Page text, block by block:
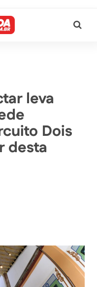
leva
Dois
desta